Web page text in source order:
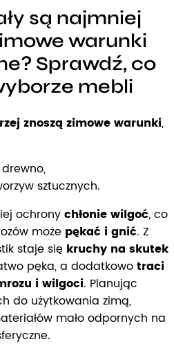
są najmniej
warunki
Sprawdź, co
mebli
znoszą zimowe warunki,
sztucznych.
ochronychłonie wilgoć, co
może pękać i gnić. Z
staje się kruchy na skutek
pęka, a dodatkowotraci
i wilgoci. Planując
do użytkowania zimą,
mało odpornych na